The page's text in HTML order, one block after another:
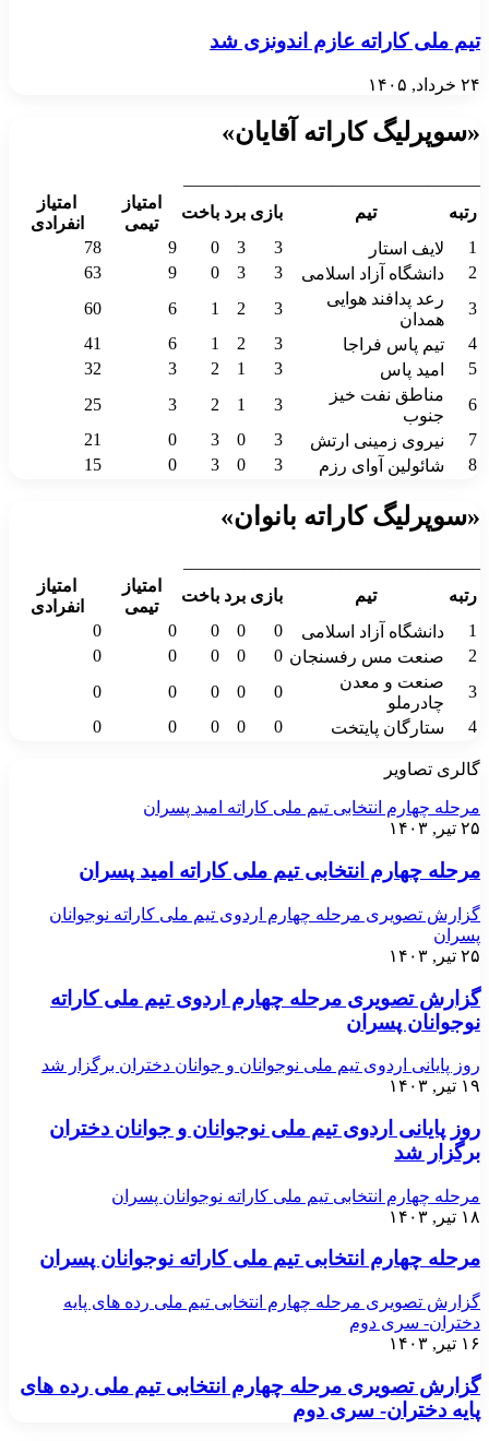
تیم ملی کاراته عازم اندونزی شد
۲۴ خرداد, ۱۴۰۵
«سوپرلیگ کاراته آقایان»
رتبه
تیم بازی برد باخت
امتیاز
تیمی
امتیاز
انفرادی
1
لایف استار 3
3
0
9
78
2
دانشگاه آزاد اسلامی 3
3
0
9
63
3
رعد پدافند هوایی
همدان
3
2
1
6
60
4
تیم پاس فراجا 3
2
1
6
41
5
امید پاس 3
1
2
3
32
6
مناطق نفت خیز
جنوب
3
1
2
3
25
7
نیروی زمینی ارتش 3
0
3
0
21
8
شائولین آوای رزم 3
0
3
0
15
«سوپرلیگ کاراته بانوان»
رتبه
تیم بازی برد باخت
امتیاز
تیمی
امتیاز
انفرادی
1
دانشگاه آزاد اسلامی 0
0
0
0
0
2
صنعت مس رفسنجان 0
0
0
0
0
3
صنعت و معدن
چادرملو
0
0
0
0
0
4
ستارگان پایتخت 0
0
0
0
0
گالری تصاویر
مرحله چهارم انتخابی تیم ملی کاراته امید پسران
۲۵ تیر, ۱۴۰۳
مرحله چهارم انتخابی تیم ملی کاراته امید پسران
گزارش تصویری مرحله چهارم اردوی تیم ملی کاراته نوجوانان
پسران
۲۵ تیر, ۱۴۰۳
گزارش تصویری مرحله چهارم اردوی تیم ملی کاراته
نوجوانان پسران
روز پایانی اردوی تیم ملی نوجوانان و جوانان دختران برگزار شد
۱۹ تیر, ۱۴۰۳
روز پایانی اردوی تیم ملی نوجوانان و جوانان دختران
برگزار شد
مرحله چهارم انتخابی تیم ملی کاراته نوجوانان پسران
۱۸ تیر, ۱۴۰۳
مرحله چهارم انتخابی تیم ملی کاراته نوجوانان پسران
گزارش تصویری مرحله چهارم انتخابی تیم ملی رده های پایه
دختران- سری دوم
۱۶ تیر, ۱۴۰۳
گزارش تصویری مرحله چهارم انتخابی تیم ملی رده های
پایه دختران- سری دوم